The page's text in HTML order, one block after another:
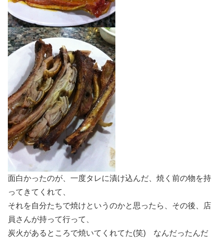
面白かったのが、一度タレに漬け込んだ、焼く前の物を持
ってきてくれて、
それを自分たちで焼けというのかと思ったら、その後、店
員さんが持って行って、
炭火があるところで焼いてくれてた(笑) なんだったんだ